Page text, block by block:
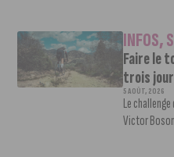
INFOS,
Faire le
trois
5 AOÛT, 2026
Le
Victor